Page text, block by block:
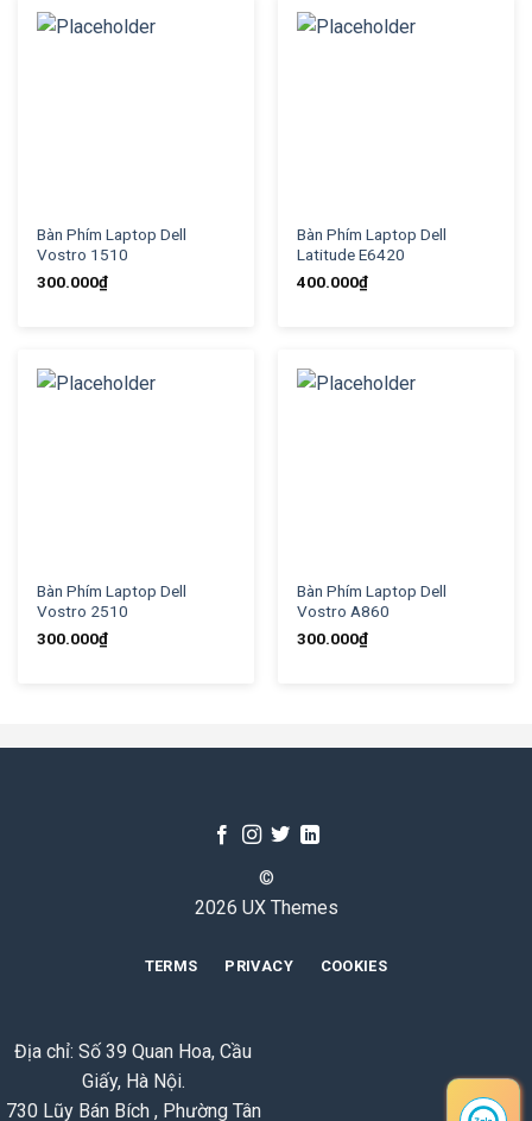
Bàn Phím Laptop Dell
Vostro 1510
300.000₫
Bàn Phím Laptop Dell
Latitude E6420
400.000₫
Bàn Phím Laptop Dell
Vostro 2510
300.000₫
Bàn Phím Laptop Dell
Vostro A860
300.000₫
©
2026 UX Themes
TERMS PRIVACY COOKIES
Địa chỉ: Số 39 Quan Hoa, Cầu
Giấy, Hà Nội.
730 Lũy Bán Bích , Phường Tân